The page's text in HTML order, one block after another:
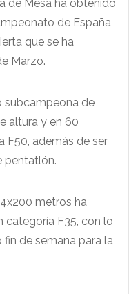
de Mesa ha obtenido
de España
que se ha
Marzo.
subcampeona de
altura y en 60
F50, además de ser
pentatlón.
metros ha
categoría F35, con lo
de semana para la